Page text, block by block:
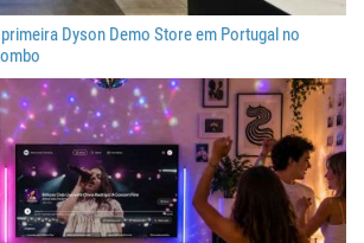
Dyson Demo Store em Portugal no